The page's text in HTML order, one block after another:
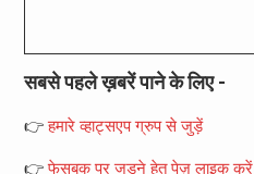
सबसे पहले ख़बरें पाने के लिए -
👉हमारे व्हाट्सएप ग्रुप से जुड़ें
👉फेसबुक पर जुड़ने हेतु पेज़ लाइक करें